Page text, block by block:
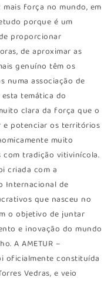
força no mundo, em
porque é um
proporcionar
de aproximar as
genuíno têm os
numa associação de
temática do
clara da força que o
potenciar os territórios
muito
tradição vitivinícola.
criada com a
Internacional de
que nasceu no
o objetivo de juntar
e inovação do mundo
A AMETUR –
oficialmente constituída
Vedras, e veio